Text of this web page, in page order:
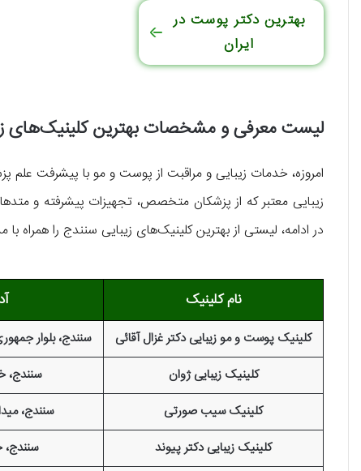
بهترین دکتر پوست در
ایران
لیست معرفی و مشخصات بهترین کلینیک‌های
امروزه، خدمات زیبایی و مراقبت از پوست و مو با پیشرفت
زیبایی معتبر که از پزشکان متخصص، تجهیزات پیشرفته و
در ادامه، لیستی از بهترین کلینیک‌های زیبایی سنندج را
نام کلینیک
کلینیک پوست و مو زیبایی دکتر غزال آقائی سنندج، بلوار
کلینیک زیبایی ژوان
سنندج،
کلینیک سیب صورتی
سنندج،
کلینیک زیبایی دکتر پیوند
سنندج،